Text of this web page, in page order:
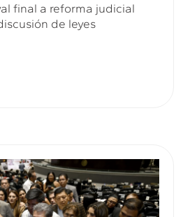
final a reforma judicial
de leyes